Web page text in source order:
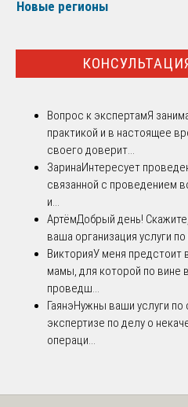
Новые регионы
Вопрос к экспертамЯ
практикой и в настоящее
своего доверит...
ЗаринаИнтересует
связанной с проведением
и...
АртёмДобрый день!
ваша организация услуги
ВикторияУ меня предстоит
мамы, для которой по вине
проведш...
ГаянэНужны ваши услуги по
экспертизе по делу о
операци...